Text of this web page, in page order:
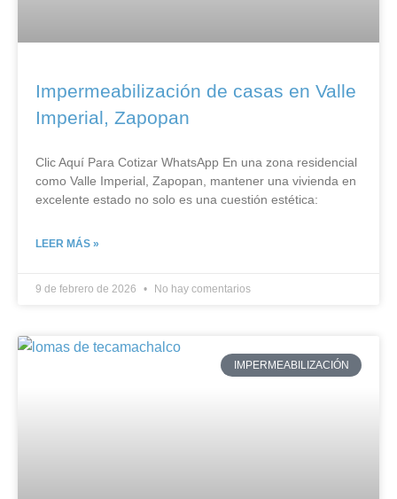
Impermeabilización de casas en Valle
Imperial, Zapopan
Clic Aquí Para Cotizar​ WhatsApp En una zona residencial
como Valle Imperial, Zapopan, mantener una vivienda en
excelente estado no solo es una cuestión estética:
LEER MÁS »
9 de febrero de 2026 No hay comentarios
IMPERMEABILIZACIÓN